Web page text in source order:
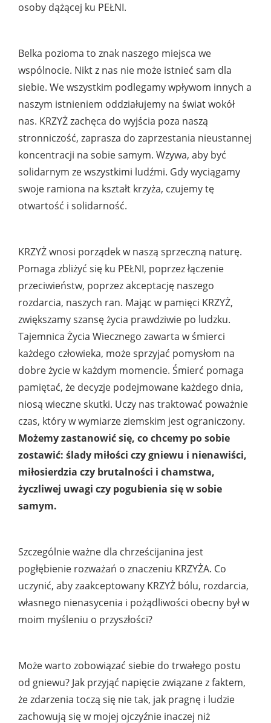
osoby dążącej ku PEŁNI.
Belka pozioma to znak naszego miejsca we
wspólnocie. Nikt z nas nie może istnieć sam dla
siebie. We wszystkim podlegamy wpływom innych a
naszym istnieniem oddziałujemy na świat wokół
nas. KRZYŻ zachęca do wyjścia poza naszą
stronniczość, zaprasza do zaprzestania nieustannej
koncentracji na sobie samym. Wzywa, aby być
solidarnym ze wszystkimi ludźmi. Gdy wyciągamy
swoje ramiona na kształt krzyża, czujemy tę
otwartość i solidarność.
KRZYŻ wnosi porządek w naszą sprzeczną naturę.
Pomaga zbliżyć się ku PEŁNI, poprzez łączenie
przeciwieństw, poprzez akceptację naszego
rozdarcia, naszych ran. Mając w pamięci KRZYŻ,
zwiększamy szansę życia prawdziwie po ludzku.
Tajemnica Życia Wiecznego zawarta w śmierci
każdego człowieka, może sprzyjać pomysłom na
dobre życie w każdym momencie. Śmierć pomaga
pamiętać, że decyzje podejmowane każdego dnia,
niosą wieczne skutki. Uczy nas traktować poważnie
czas, który w wymiarze ziemskim jest ograniczony.
Możemy zastanowić się, co chcemy po sobie
zostawić: ślady miłości czy gniewu i nienawiści,
miłosierdzia czy brutalności i chamstwa,
życzliwej uwagi czy pogubienia się w sobie
samym.
Szczególnie ważne dla chrześcijanina jest
pogłębienie rozważań o znaczeniu KRZYŻA. Co
uczynić, aby zaakceptowany KRZYŻ bólu, rozdarcia,
własnego nienasycenia i pożądliwości obecny był w
moim myśleniu o przyszłości?
Może warto zobowiązać siebie do trwałego postu
od gniewu? Jak przyjąć napięcie związane z faktem,
że zdarzenia toczą się nie tak, jak pragnę i ludzie
zachowują się w mojej ojczyźnie inaczej niż